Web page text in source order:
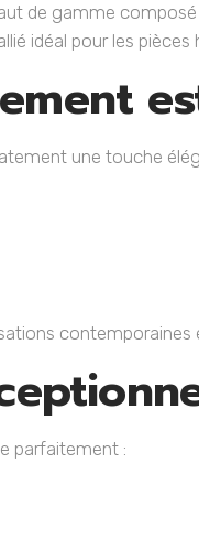
de gamme
idéal pour les pièces
une touche
contemporaines
parfaitement :